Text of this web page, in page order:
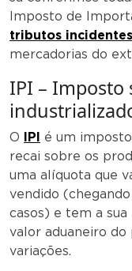
Imposto de
tributos incidentes
mercadorias do
IPI –
O IPI é um
recai sobre os
uma alíquota que
vendido
casos) e tem a
valor aduaneiro
variações.